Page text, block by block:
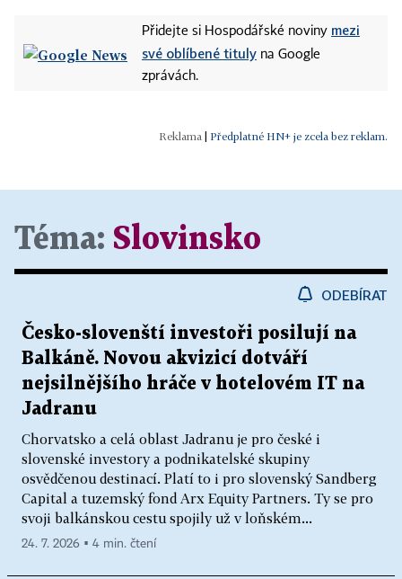
Přidejte si Hospodářské noviny mezi
své oblíbené tituly na Google
zprávách.
Předplatné HN+ je zcela bez reklam.
Téma: Slovinsko
ODEBÍRAT
Česko-slovenští investoři posilují na
Balkáně. Novou akvizicí dotváří
nejsilnějšího hráče v hotelovém IT na
Jadranu
Chorvatsko a celá oblast Jadranu je pro české i
slovenské investory a podnikatelské skupiny
osvědčenou destinací. Platí to i pro slovenský Sandberg
Capital a tuzemský fond Arx Equity Partners. Ty se pro
svoji balkánskou cestu spojily už v loňském...
24. 7. 2026 ▪ 4 min. čtení